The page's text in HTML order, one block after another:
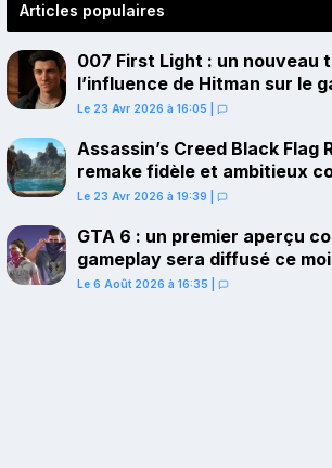
Articles populaires
007 First Light : un nouveau
l’influence de Hitman sur le
Le 23 Avr 2026 à 16:05
Assassin’s Creed Black Flag
remake fidèle et ambitieux
juillet sur PS5
Le 23 Avr 2026 à 19:39
GTA 6 : un premier aperçu
gameplay sera diffusé ce
avant-première sur Netflix
Le 6 Août 2026 à 16:35